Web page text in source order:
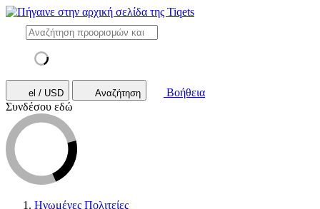
el / USD Αναζήτηση
Βοήθεια
Συνδέσου εδώ
Ηνωμένες Πολιτείες